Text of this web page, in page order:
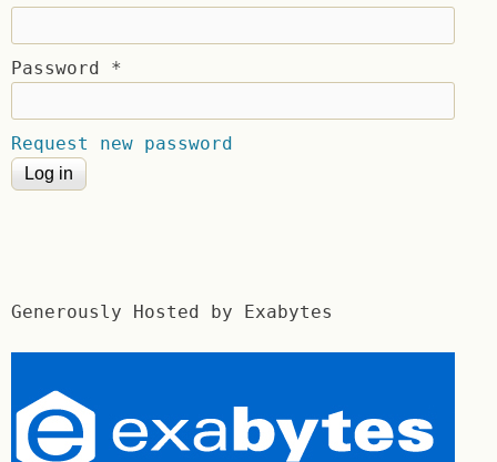
Password *
Request new password
Generously Hosted by Exabytes